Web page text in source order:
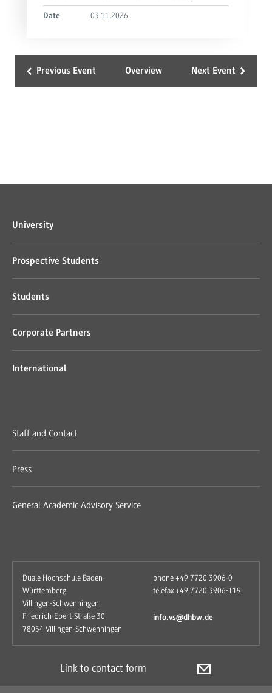
Date 03.11.2026
Previous Event Overview Next Event
University
Prospective Students
Students
Corporate Partners
International
Staff and Contact
Press
General Academic Advisory Service
Duale Hochschule Baden-
Württemberg
Villingen-Schwenningen
Friedrich-Ebert-Straße 30
78054 Villingen-Schwenningen
phone +49 7720 3906-0
telefax +49 7720 3906-119
info.vs@dhbw.de
Link to contact form